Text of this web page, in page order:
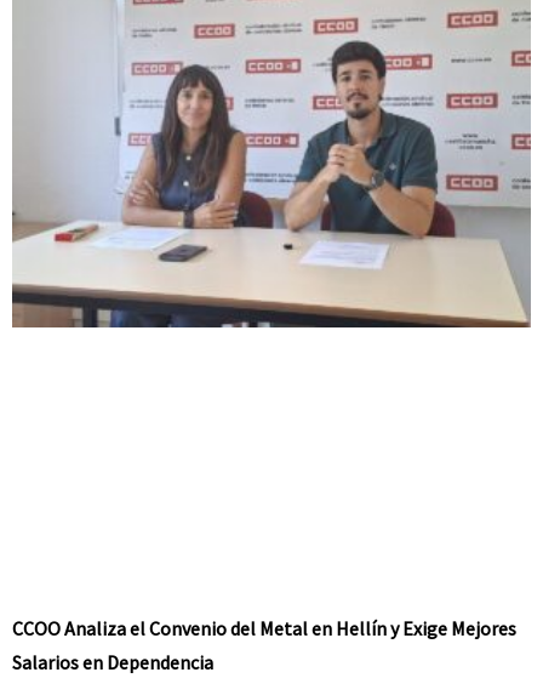
CCOO Analiza el Convenio del Metal en Hellín y Exige Mejores
Salarios en Dependencia